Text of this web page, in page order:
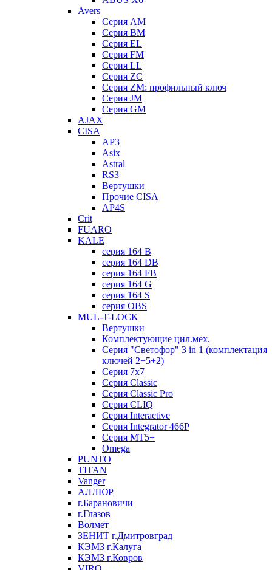
Avers
Серия AM
Серия BM
Серия EL
Серия FM
Серия LL
Серия ZC
Серия ZM: профильный ключ
Серия JM
Серия GM
AJAX
CISA
AP3
Asix
Astral
RS3
Вертушки
Прочие CISA
AP4S
Crit
FUARO
KALE
серия 164 B
серия 164 DB
серия 164 FB
серия 164 G
серия 164 S
серия OBS
MUL-T-LOCK
Вертушки
Комплектующие цил.мех.
Серия "Светофор" 3 in 1 (комплектация
ключей 2+5+2)
Серия 7х7
Серия Classic
Серия Classic Pro
Серия CLIQ
Серия Interactive
Серия Integrator 466P
Серия MT5+
Omega
PUNTO
TITAN
Vanger
АЛЛЮР
г.Барановичи
г.Глазов
Волмет
ЗЕНИТ г.Дмитровград
КЭМЗ г.Калуга
КЭМЗ г.Ковров